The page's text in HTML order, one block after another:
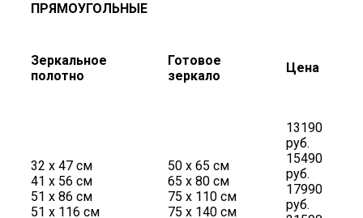
ПРЯМОУГОЛЬНЫЕ
Зеркальное
полотно
Готовое
зеркало
Цена
32 х 47 см
41 х 56 см
51 х 86 см
51 х 116 см
50 х 65 см
65 х 80 см
75 х 110 см
75 х 140 см
13190
руб.
15490
руб.
17990
руб.